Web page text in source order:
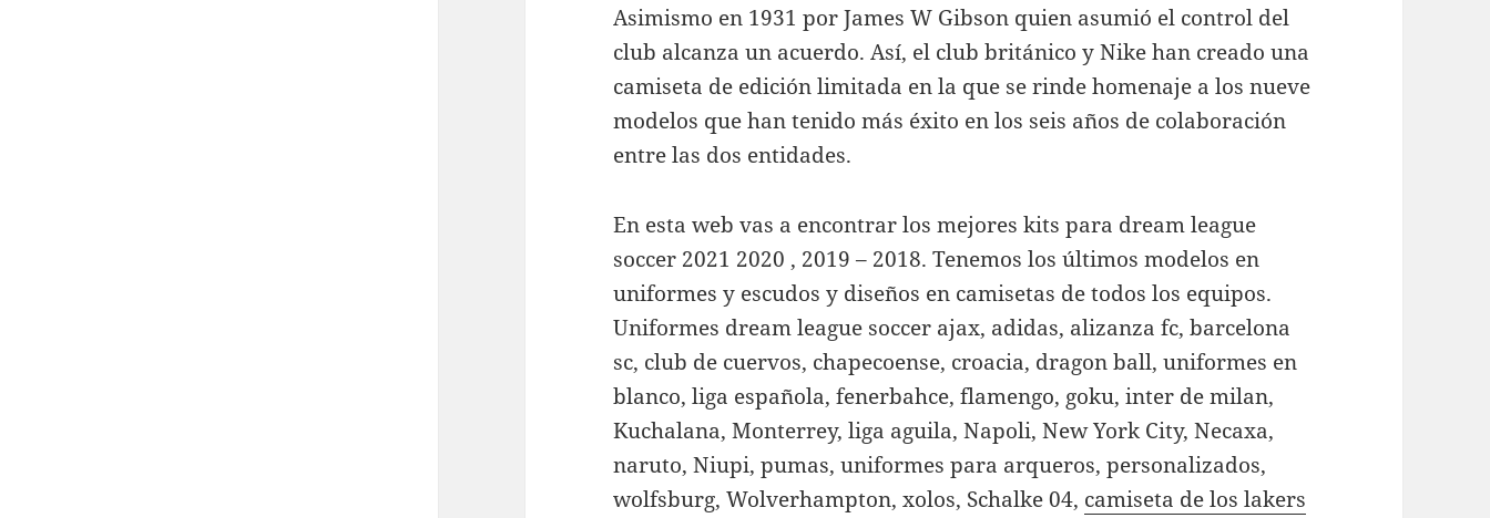
Asimismo en 1931 por James W Gibson quien asumió el control del
club alcanza un acuerdo. Así, el club británico y Nike han creado una
camiseta de edición limitada en la que se rinde homenaje a los nueve
modelos que han tenido más éxito en los seis años de colaboración
entre las dos entidades.
En esta web vas a encontrar los mejores kits para dream league
soccer 2021 2020 , 2019 – 2018. Tenemos los últimos modelos en
uniformes y escudos y diseños en camisetas de todos los equipos.
Uniformes dream league soccer ajax, adidas, alizanza fc, barcelona
sc, club de cuervos, chapecoense, croacia, dragon ball, uniformes en
blanco, liga española, fenerbahce, flamengo, goku, inter de milan,
Kuchalana, Monterrey, liga aguila, Napoli, New York City, Necaxa,
naruto, Niupi, pumas, uniformes para arqueros, personalizados,
wolfsburg, Wolverhampton, xolos, Schalke 04, camiseta de los lakers